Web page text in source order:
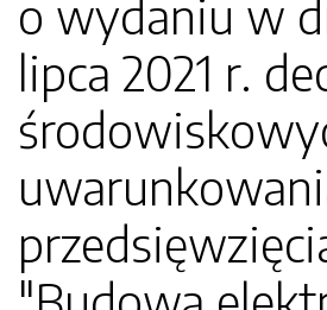
o wydaniu w
lipca 2021 r.